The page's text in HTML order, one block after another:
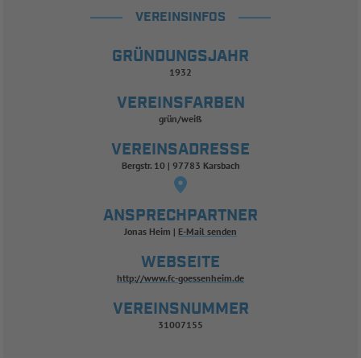
VEREINSINFOS
GRÜNDUNGSJAHR
1932
VEREINSFARBEN
grün/weiß
VEREINSADRESSE
Bergstr. 10 | 97783 Karsbach
ANSPRECHPARTNER
Jonas Heim E-Mail senden
WEBSEITE
http://www.fc-goessenheim.de
VEREINSNUMMER
31007155